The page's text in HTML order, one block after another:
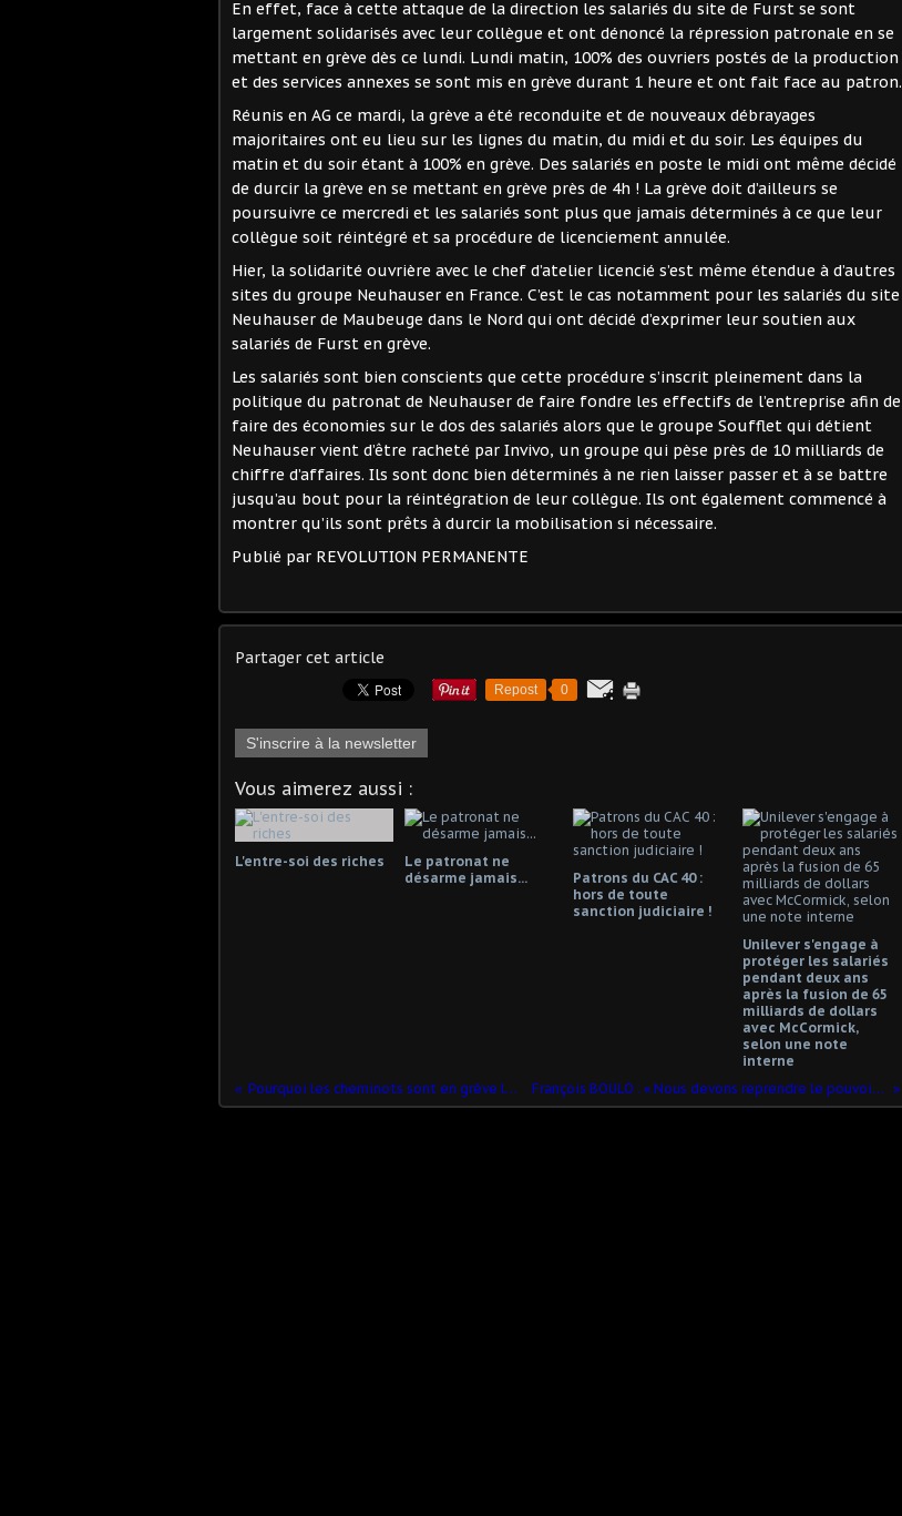
En effet, face à cette attaque de la direction les salariés du site de Furst se sont
largement solidarisés avec leur collègue et ont dénoncé la répression patronale en se
mettant en grève dès ce lundi. Lundi matin, 100% des ouvriers postés de la production
et des services annexes se sont mis en grève durant 1 heure et ont fait face au patron.
Réunis en AG ce mardi, la grève a été reconduite et de nouveaux débrayages
majoritaires ont eu lieu sur les lignes du matin, du midi et du soir. Les équipes du
matin et du soir étant à 100% en grève. Des salariés en poste le midi ont même décidé
de durcir la grève en se mettant en grève près de 4h ! La grève doit d’ailleurs se
poursuivre ce mercredi et les salariés sont plus que jamais déterminés à ce que leur
collègue soit réintégré et sa procédure de licenciement annulée.
Hier, la solidarité ouvrière avec le chef d’atelier licencié s’est même étendue à d’autres
sites du groupe Neuhauser en France. C’est le cas notamment pour les salariés du site
Neuhauser de Maubeuge dans le Nord qui ont décidé d’exprimer leur soutien aux
salariés de Furst en grève.
Les salariés sont bien conscients que cette procédure s’inscrit pleinement dans la
politique du patronat de Neuhauser de faire fondre les effectifs de l’entreprise afin de
faire des économies sur le dos des salariés alors que le groupe Soufflet qui détient
Neuhauser vient d’être racheté par Invivo, un groupe qui pèse près de 10 milliards de
chiffre d’affaires. Ils sont donc bien déterminés à ne rien laisser passer et à se battre
jusqu’au bout pour la réintégration de leur collègue. Ils ont également commencé à
montrer qu’ils sont prêts à durcir la mobilisation si nécessaire.
Publié par REVOLUTION PERMANENTE
Partager cet article
Repost 0
S'inscrire à la newsletter
Vous aimerez aussi :
L'entre-soi des riches
Le patronat ne
désarme jamais...
Patrons du CAC 40 :
hors de toute
sanction judiciaire !
Unilever s'engage à
protéger les salariés
pendant deux ans
après la fusion de 65
milliards de dollars
avec McCormick,
selon une note
interne
Pourquoi les cheminots sont en grève le 1er juillet 2021?
François BOULO : « Nous devons reprendre le pouvoir » [ENTRETIEN VIDÉO]